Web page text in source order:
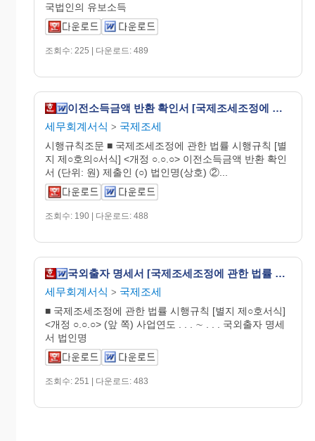
국법인의 유보소득
조회수: 225 | 다운로드: 489
이전소득금액 반환 확인서 [국제조세조정에 관한 법률 시행규칙 서식6의3]
세무회계서식 > 국제조세
시행규칙조문 ■ 국제조세조정에 관한 법률 시행규칙 [별
지 제○호의○서식] <개정 ○.○.○> 이전소득금액 반환 확인
서 (단위: 원) 제출인 (○) 법인명(상호) ②...
조회수: 190 | 다운로드: 488
국외출자 명세서 [국제조세조정에 관한 법률 시행규칙 서식11]
세무회계서식 > 국제조세
■ 국제조세조정에 관한 법률 시행규칙 [별지 제○호서식]
<개정 ○.○.○> (앞 쪽) 사업연도 . . . ∼ . . . 국외출자 명세
서 법인명
조회수: 251 | 다운로드: 483